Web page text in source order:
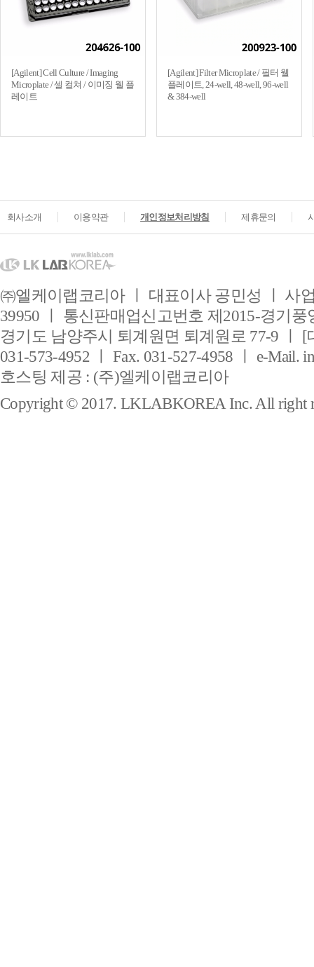
[Agilent] Cell Culture / Imaging
Microplate / 셀 컬쳐 / 이미징 웰 플
레이트
[Agilent] Filter Microplate / 필터 웰
플레이트, 24-well, 48-well, 96-well
& 384-well
회사소개 이용약관 개인정보처리방침 제휴문의
㈜엘케이랩코리아 ㅣ 대표이사 공민성 ㅣ 사
39950 ㅣ 통신판매업신고번호 제2015-경기풍
경기도 남양주시 퇴계원면 퇴계원로 77-9 ㅣ [
031-573-4952 ㅣ Fax. 031-527-4958 ㅣ e-Mail.
호스팅 제공 : (주)엘케이랩코리아
Copyright © 2017. LKLABKOREA Inc. All right